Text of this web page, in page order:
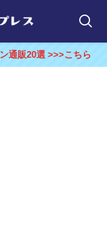
通販20選 >>>こちら